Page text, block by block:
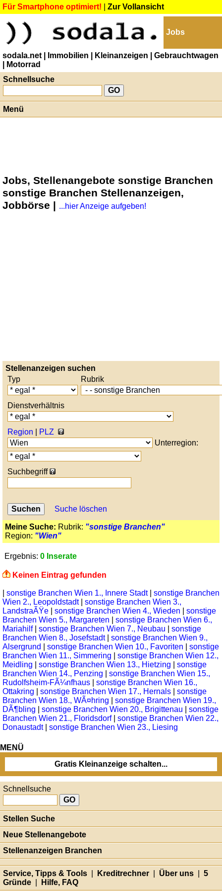
Für Smartphone optimiert! Zur Vollansicht
Jobs
sodala.net | Immobilien | Kleinanzeigen
| Gebrauchtwagen
| Motorrad
Schnellsuche
Menü
Jobs, Stellenangebote sonstige Branchen
sonstige Branchen Stellenanzeigen,
Jobbörse | ...hier Anzeige aufgeben!
Stellenanzeigen suchen
Typ
Rubrik
Dienstverhältnis
Region
PLZ
Unterregion:
Suchbegriff
Suche löschen
Meine Suche: Rubrik: "sonstige Branchen"
Region: "Wien"
Ergebnis: 0 Inserate
Keinen Eintrag gefunden
sonstige Branchen Wien 1., Innere Stadt| sonstige Branchen
Wien 2., Leopoldstadt| sonstige Branchen Wien 3.,
LandstraÃŸe
sonstige Branchen Wien 4., Wieden
sonstige
Branchen Wien 5., Margareten
sonstige Branchen Wien 6.,
Mariahilf| sonstige Branchen Wien 7., Neubau
sonstige
Branchen Wien 8., Josefstadt| sonstige Branchen Wien 9.,
Alsergrund
sonstige Branchen Wien 10., Favoriten
sonstige
Branchen Wien 11., Simmering
sonstige Branchen Wien 12.,
Meidling
sonstige Branchen Wien 13., Hietzing
sonstige
Branchen Wien 14., Penzing
sonstige Branchen Wien 15.,
Rudolfsheim-FÃ¼nfhaus
sonstige Branchen Wien 16.,
Ottakring
sonstige Branchen Wien 17., Hernals
sonstige
Branchen Wien 18., WÃ¤hring
sonstige Branchen Wien 19.,
DÃ¶bling
sonstige Branchen Wien 20., Brigittenau
sonstige
Branchen Wien 21., Floridsdorf| sonstige Branchen Wien 22.,
Donaustadt| sonstige Branchen Wien 23., Liesing
MENÜ
Gratis Kleinanzeige schalten...
Schnellsuche
Stellen Suche
Neue Stellenangebote
Stellenanzeigen Branchen
Service, Tipps & Tools Kreditrechner Über uns
5
Gründe
Hilfe, FAQ